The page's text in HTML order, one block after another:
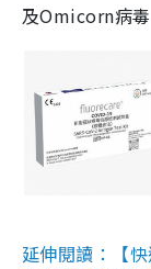
及Omicorn病
延伸閱讀：【